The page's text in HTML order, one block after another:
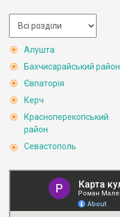
Алушта
Бахчисарайський район
Євпаторія
Керч
Красноперекопський
район
Севастополь